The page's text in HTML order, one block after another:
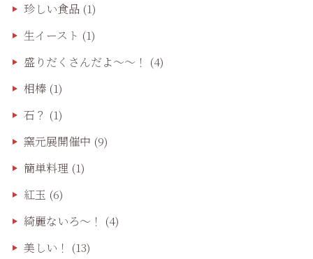
珍しい食品(1)
生イースト (1)
盛りだくさんだよ〜〜！ (4)
相棒(1)
石？ (1)
窯元展開催中 (9)
簡単料理 (1)
紅玉 (6)
綺麗ないろ～！ (4)
美しい！ (13)